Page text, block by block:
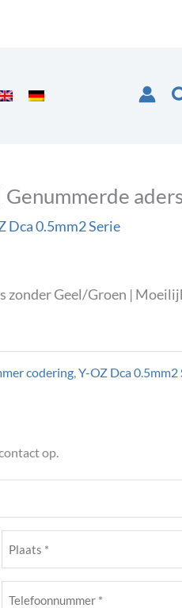
aders
Dca 0.5mm2 Serie
zonder Geel/Groen |
codering,Y-OZ Dca 0.5mm2
op.
Plaats
Telefoonnummer